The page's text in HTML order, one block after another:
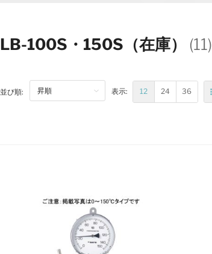
LB-100S・150S（在庫） (11)
並び順: 表示: 12 24 36